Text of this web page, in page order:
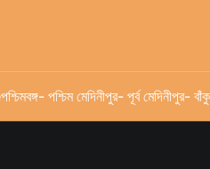
পশ্চিমবঙ্গ- পশ্চিম মেদিনীপুর- পূর্ব মেদিনীপুর-